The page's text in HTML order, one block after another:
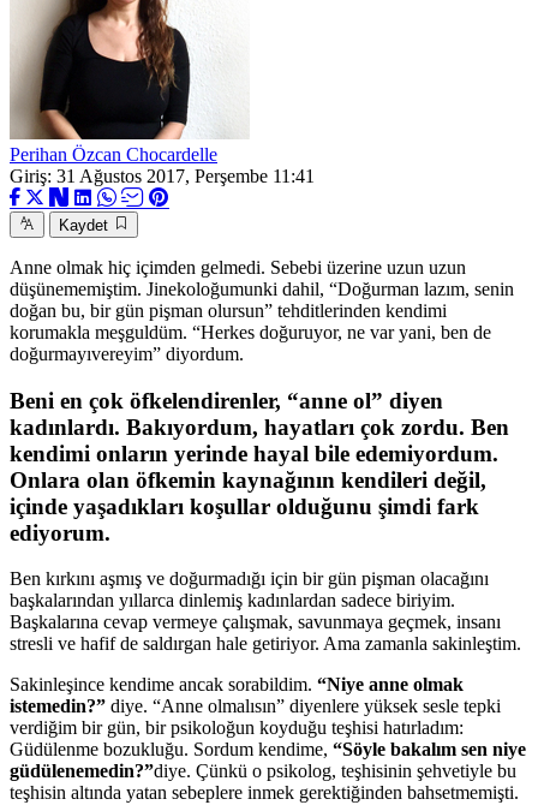
Perihan Özcan Chocardelle
Giriş: 31 Ağustos 2017, Perşembe 11:41
Kaydet
Anne olmak hiç içimden gelmedi. Sebebi üzerine uzun uzun
düşünememiştim. Jinekoloğumunki dahil, “Doğurman lazım, senin
doğan bu, bir gün pişman olursun” tehditlerinden kendimi
korumakla meşguldüm. “Herkes doğuruyor, ne var yani, ben de
doğurmayıvereyim” diyordum.
Beni en çok öfkelendirenler, “anne ol” diyen
kadınlardı. Bakıyordum, hayatları çok zordu. Ben
kendimi onların yerinde hayal bile edemiyordum.
Onlara olan öfkemin kaynağının kendileri değil,
içinde yaşadıkları koşullar olduğunu şimdi fark
ediyorum.
Ben kırkını aşmış ve doğurmadığı için bir gün pişman olacağını
başkalarından yıllarca dinlemiş kadınlardan sadece biriyim.
Başkalarına cevap vermeye çalışmak, savunmaya geçmek, insanı
stresli ve hafif de saldırgan hale getiriyor. Ama zamanla sakinleştim.
Sakinleşince kendime ancak sorabildim. “Niye anne olmak
istemedin?” diye. “Anne olmalısın” diyenlere yüksek sesle tepki
verdiğim bir gün, bir psikoloğun koyduğu teşhisi hatırladım:
Güdülenme bozukluğu. Sordum kendime, “Söyle bakalım sen niye
güdülenemedin?”diye. Çünkü o psikolog, teşhisinin şehvetiyle bu
teşhisin altında yatan sebeplere inmek gerektiğinden bahsetmemişti.